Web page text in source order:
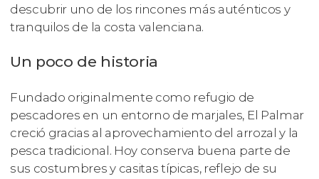
descubrir uno de los rincones más auténticos y
tranquilos de la costa valenciana.
Un poco de historia
Fundado originalmente como refugio de
pescadores en un entorno de marjales, El Palmar
creció gracias al aprovechamiento del arrozal y la
pesca tradicional. Hoy conserva buena parte de
sus costumbres y casitas típicas, reflejo de su